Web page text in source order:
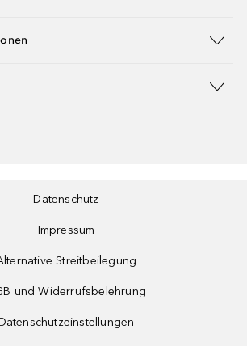
Datenschutz
Impressum
Streitbeilegung
und Widerrufsbelehrung
Datenschutzeinstellungen